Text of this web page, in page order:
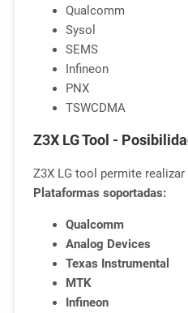
Qualcomm
Sysol
SEMS
Infineon
PNX
TSWCDMA
Z3X LG Tool -
Z3X LG tool permite
Plataformas soportadas:
Qualcomm
Analog Devices
Texas Instrumental
MTK
Infineon